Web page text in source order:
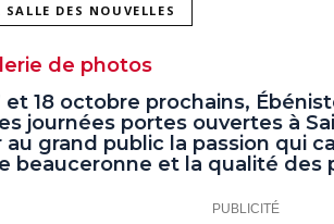
SALLE DES NOUVELLES
de photos
et 18 octobre prochains,
journées portes ouvertes à
au grand public la passion qui
beauceronne et la qualité des